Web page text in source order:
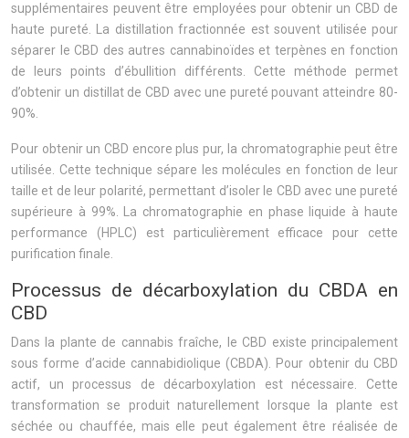
supplémentaires peuvent être employées pour obtenir un CBD de
haute pureté. La distillation fractionnée est souvent utilisée pour
séparer le CBD des autres cannabinoïdes et terpènes en fonction
de leurs points d’ébullition différents. Cette méthode permet
d’obtenir un distillat de CBD avec une pureté pouvant atteindre 80-
90%.
Pour obtenir un CBD encore plus pur, la chromatographie peut être
utilisée. Cette technique sépare les molécules en fonction de leur
taille et de leur polarité, permettant d’isoler le CBD avec une pureté
supérieure à 99%. La chromatographie en phase liquide à haute
performance (HPLC) est particulièrement efficace pour cette
purification finale.
Processus de décarboxylation du CBDA en
CBD
Dans la plante de cannabis fraîche, le CBD existe principalement
sous forme d’acide cannabidiolique (CBDA). Pour obtenir du CBD
actif, un processus de décarboxylation est nécessaire. Cette
transformation se produit naturellement lorsque la plante est
séchée ou chauffée, mais elle peut également être réalisée de